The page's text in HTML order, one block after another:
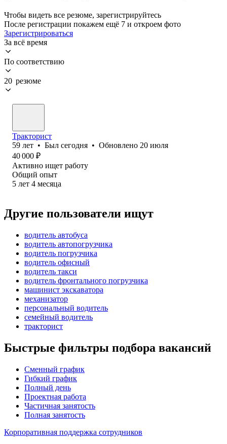
Чтобы видеть все резюме, зарегистрируйтесь
После регистрации покажем ещё 7 и откроем фото
Зарегистрироваться
За всё время
По соответствию
20 резюме
Тракторист
59 лет • Был сегодня • Обновлено 20 июля
40 000 ₽
Активно ищет работу
Общий опыт
5 лет 4 месяца
Другие пользователи ищут
водитель автобуса
водитель автопогрузчика
водитель погрузчика
водитель офисный
водитель такси
водитель фронтального погрузчика
машинист экскаватора
механизатор
персональный водитель
семейный водитель
тракторист
Быстрые фильтры подбора вакансий
Сменный график
Гибкий график
Полный день
Проектная работа
Частичная занятость
Полная занятость
Корпоративная поддержка сотрудников